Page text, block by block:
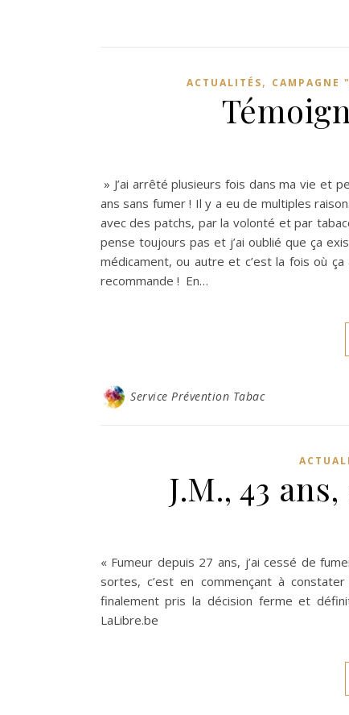
ACTUALITÉS, CAMPAGNE
» J’ai arrêté plusieurs fois dans ma vie et
ans sans fumer ! Il y a eu de multiples
avec des patchs, par la volonté et par
pense toujours pas et j’ai oublié que ça
médicament, ou autre et c’est la fois où
recommande ! En…
Service Prévention Tabac
J.M., 43
« Fumeur depuis 27 ans, j’ai cessé de
sortes, c’est en commençant à
finalement pris la décision ferme et
LaLibre.be